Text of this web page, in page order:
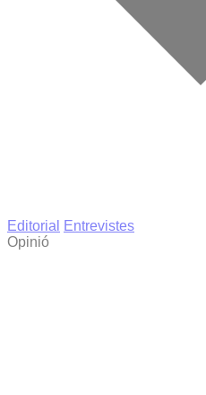
Editorial
Entrevistes
Opinió